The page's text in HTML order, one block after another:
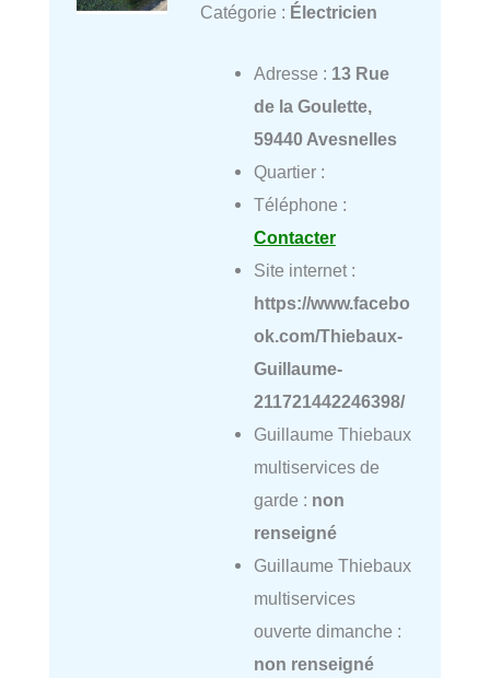
Catégorie : Électricien
Adresse : 13 Rue
de la Goulette,
59440 Avesnelles
Quartier :
Téléphone :
Contacter
Site internet :
https://www.facebo
ok.com/Thiebaux-
Guillaume-
211721442246398/
Guillaume Thiebaux
multiservices de
garde : non
renseigné
Guillaume Thiebaux
multiservices
ouverte dimanche :
non renseigné